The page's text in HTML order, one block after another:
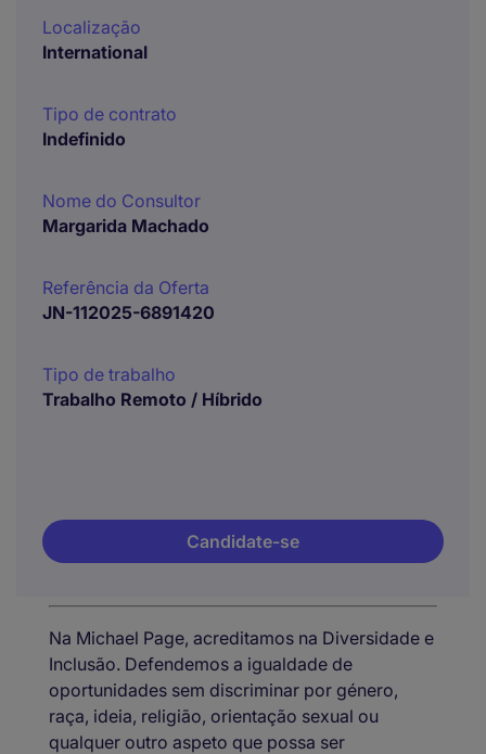
Localização
International
Tipo de contrato
Indefinido
Nome do Consultor
Margarida Machado
Referência da Oferta
JN-112025-6891420
Tipo de trabalho
Trabalho Remoto / Híbrido
Candidate-se
Na Michael Page, acreditamos na Diversidade e
Inclusão. Defendemos a igualdade de
oportunidades sem discriminar por género,
raça, ideia, religião, orientação sexual ou
qualquer outro aspeto que possa ser